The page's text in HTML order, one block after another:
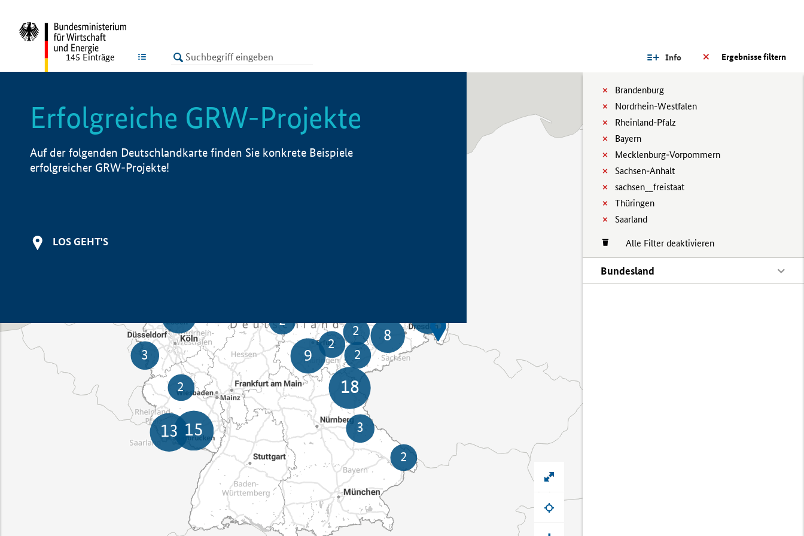
LISTE Ergebnisse filtern
Info
Brandenburg
Nordrhein-Westfalen
Rheinland-Pfalz
Bayern
Mecklenburg-Vorpommern
Sachsen-Anhalt
sachsen__freistaat
Thüringen
Saarland
Alle Filter deaktivieren
Bundesland
145 Einträge
Erfolgreiche GRW-Projekte
Auf der folgenden Deutschlandkarte finden Sie konkrete Beispiele
erfolgreicher GRW-Projekte!
LOS GEHT'S